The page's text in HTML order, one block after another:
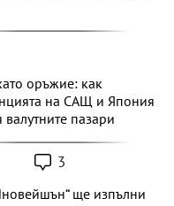
оръжие: как
на САЩ и Япония
пазари
3
ще изпълни